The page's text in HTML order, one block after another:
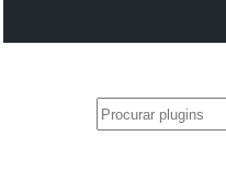
Pesquisar